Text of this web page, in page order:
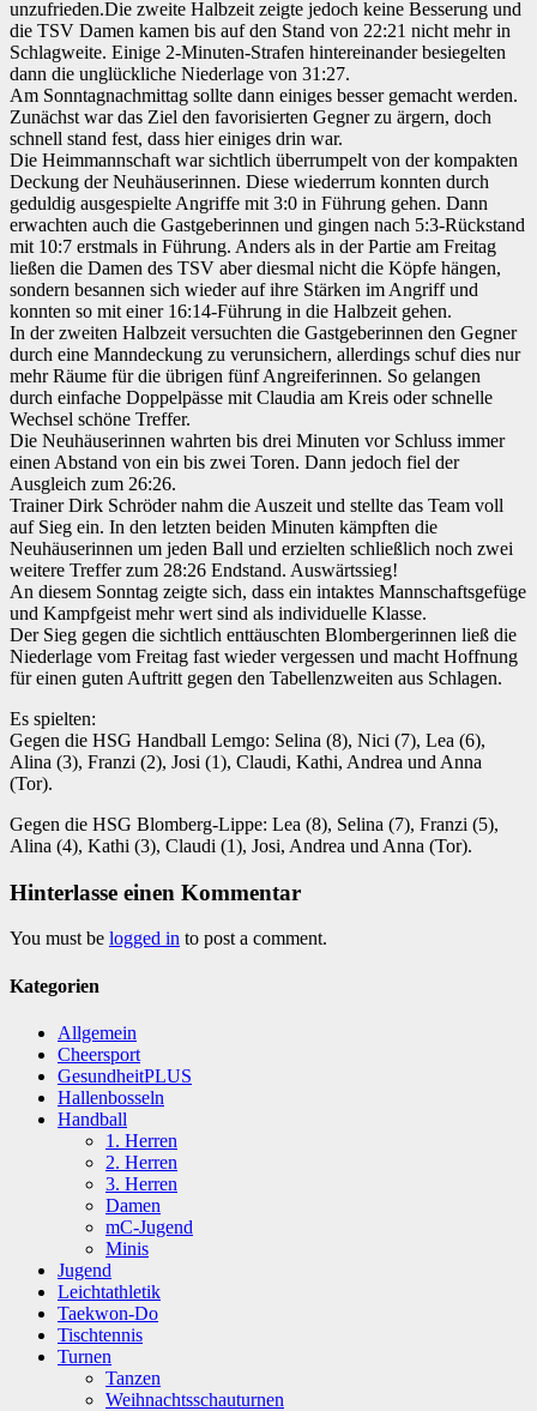
unzufrieden.Die zweite Halbzeit zeigte jedoch keine Besserung und
die TSV Damen kamen bis auf den Stand von 22:21 nicht mehr in
Schlagweite. Einige 2-Minuten-Strafen hintereinander besiegelten
dann die unglückliche Niederlage von 31:27.
Am Sonntagnachmittag sollte dann einiges besser gemacht werden.
Zunächst war das Ziel den favorisierten Gegner zu ärgern, doch
schnell stand fest, dass hier einiges drin war.
Die Heimmannschaft war sichtlich überrumpelt von der kompakten
Deckung der Neuhäuserinnen. Diese wiederrum konnten durch
geduldig ausgespielte Angriffe mit 3:0 in Führung gehen. Dann
erwachten auch die Gastgeberinnen und gingen nach 5:3-Rückstand
mit 10:7 erstmals in Führung. Anders als in der Partie am Freitag
ließen die Damen des TSV aber diesmal nicht die Köpfe hängen,
sondern besannen sich wieder auf ihre Stärken im Angriff und
konnten so mit einer 16:14-Führung in die Halbzeit gehen.
In der zweiten Halbzeit versuchten die Gastgeberinnen den Gegner
durch eine Manndeckung zu verunsichern, allerdings schuf dies nur
mehr Räume für die übrigen fünf Angreiferinnen. So gelangen
durch einfache Doppelpässe mit Claudia am Kreis oder schnelle
Wechsel schöne Treffer.
Die Neuhäuserinnen wahrten bis drei Minuten vor Schluss immer
einen Abstand von ein bis zwei Toren. Dann jedoch fiel der
Ausgleich zum 26:26.
Trainer Dirk Schröder nahm die Auszeit und stellte das Team voll
auf Sieg ein. In den letzten beiden Minuten kämpften die
Neuhäuserinnen um jeden Ball und erzielten schließlich noch zwei
weitere Treffer zum 28:26 Endstand. Auswärtssieg!
An diesem Sonntag zeigte sich, dass ein intaktes Mannschaftsgefüge
und Kampfgeist mehr wert sind als individuelle Klasse.
Der Sieg gegen die sichtlich enttäuschten Blombergerinnen ließ die
Niederlage vom Freitag fast wieder vergessen und macht Hoffnung
für einen guten Auftritt gegen den Tabellenzweiten aus Schlagen.
Es spielten:
Gegen die HSG Handball Lemgo: Selina (8), Nici (7), Lea (6),
Alina (3), Franzi (2), Josi (1), Claudi, Kathi, Andrea und Anna
(Tor).
Gegen die HSG Blomberg-Lippe: Lea (8), Selina (7), Franzi (5),
Alina (4), Kathi (3), Claudi (1), Josi, Andrea und Anna (Tor).
Hinterlasse einen Kommentar
You must be logged in to post a comment.
Kategorien
Allgemein
Cheersport
GesundheitPLUS
Hallenbosseln
Handball
1. Herren
2. Herren
3. Herren
Damen
mC-Jugend
Minis
Jugend
Leichtathletik
Taekwon-Do
Tischtennis
Turnen
Tanzen
Weihnachtsschauturnen